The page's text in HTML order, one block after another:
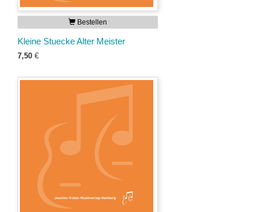
Bestellen
Kleine Stuecke Alter Meister
7,50 €